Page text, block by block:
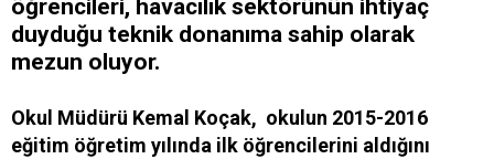
öğrencileri, havacılık sektörünün ihtiyaç
duyduğu teknik donanıma sahip olarak
mezun oluyor.
Okul Müdürü Kemal Koçak, okulun 2015-2016
eğitim öğretim yılında ilk öğrencilerini aldığını